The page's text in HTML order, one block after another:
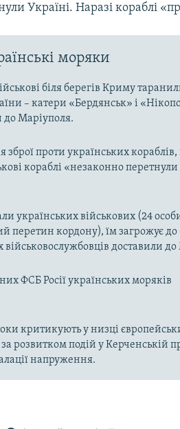
Україні. Наразі кораблі
моряки
біля берегів Криму
– катери «Бердянськ» і
Маріуполя.
зброї проти українських кораблів,
кораблі «незаконно
українських військових (24
перетин кордону), їм загрожує до
військовослужбовців доставили
ФСБ Росії українських моряків
критикують у низці
розвитком подій у Керченській
напруження.